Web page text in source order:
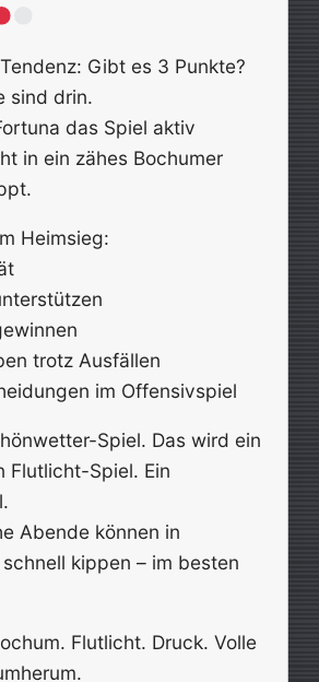
Gibt es 3 Punkte?
sind drin.
das Spiel aktiv
in ein zähes Bochumer
Heimsieg:
trotz Ausfällen
im Offensivspiel
Spiel. Das wird ein
Flutlicht-Spiel. Ein
Abende können in
kippen – im besten
Flutlicht. Druck. Volle